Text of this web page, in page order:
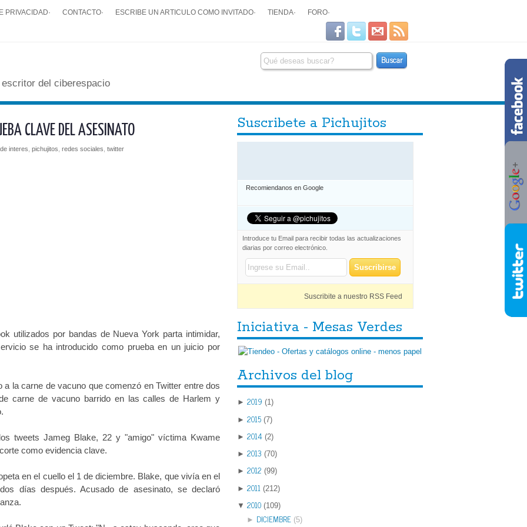
PRIVACIDAD· CONTACTO· ESCRIBE UN ARTICULO COMO INVITADO· TIENDA· FORO·
del ciberespacio
CLAVE DEL ASESINATO
interes pichujitos redes sociales twitter
utilizados por bandas de Nueva York parta intimidar,
se ha introducido como prueba en un juicio por
la carne de vacuno que comenzó en Twitter entre dos
carne de vacuno barrido en las calles de Harlem y
tweets Jameg Blake, 22 y "amigo" víctima Kwame
como evidencia clave.
en el cuello el 1 de diciembre. Blake, que vivía en el
días después. Acusado de asesinato, se declaró
Suscribete a Pichujitos
Recomiendanos en Google
Introduce tu Email para recibir todas las actualizaciones
diarias por correo electrónico.
Suscribite a nuestro RSS Feed
Iniciativa - Mesas Verdes
Archivos del blog
► 2019 (1)
► 2015 (7)
► 2014 (2)
► 2013 (70)
► 2012 (99)
► 2011 (212)
▼ 2010 (109)
► DICIEMBRE (5)